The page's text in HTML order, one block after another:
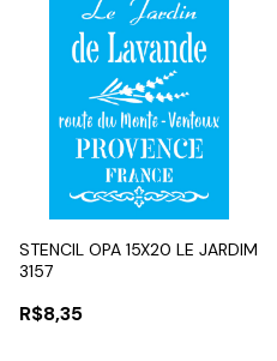
STENCIL OPA 15X20 LE JARDIM
3157
R$8,35